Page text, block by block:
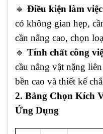
🔹 Điều kiện làm việc
có không gian hẹp,
cần nâng cao, chọn
🔹 Tính chất công
cầu nâng vật nặng
bền cao và thiết kế
2. Bảng Chọn Kích
Ứng Dụng